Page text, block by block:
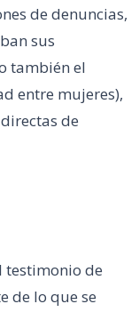
de denuncias,
sus
también el
entre mujeres),
de
testimonio de
de lo que se